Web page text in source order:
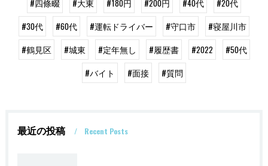
#四條畷
#大東 #180円 #200円 #40代
#20代
#30代
#60代 #運転ドライバー #守口市
#寝屋川市
#鶴見区
#城東 #定年無し #履歴書 #2022
#50代
#バイト
#面接 #質問
最近の投稿 Recent Posts